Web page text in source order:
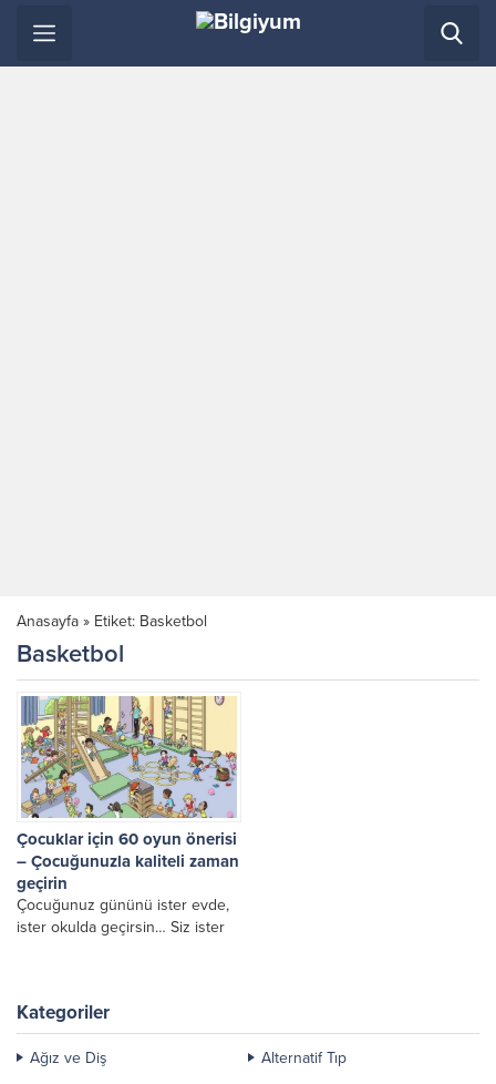
Anasayfa » Etiket: Basketbol
Basketbol
Çocuklar için 60 oyun önerisi
– Çocuğunuzla kaliteli zaman
geçirin
Çocuğunuz gününü ister evde,
ister okulda geçirsin… Siz ister
Kategoriler
Ağız ve Diş
Alternatif Tıp